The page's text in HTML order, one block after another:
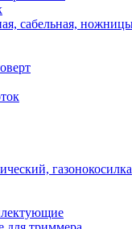
сабельная,
газонокосилка